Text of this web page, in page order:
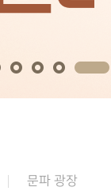
문파 광장